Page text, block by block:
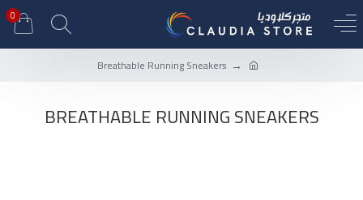
0
Breathable Running Sneakers
BREATHABLE RUNNING SNEAKERS